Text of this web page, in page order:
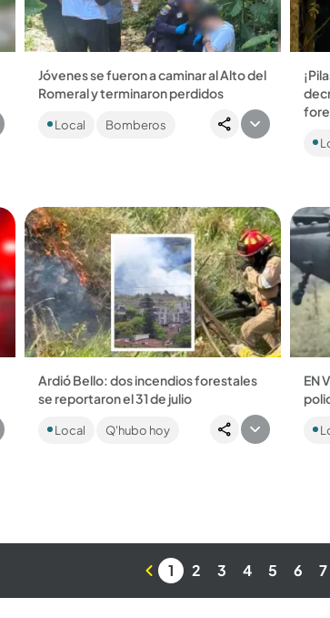
Jóvenes se fueron a caminar al Alto del
Romeral y terminaron perdidos
personas aprovechan para explorar el
Local Bomberos
Ardió Bello: dos incendios forestales
se reportaron el 31 de julio
Uno sucedió en el Cerro Quitasol y el
otro en el barrio París. El Cuerpo de
Bomberos del municipio investiga las
Local Q'hubo hoy
EN
1 2 3 4 5 6 7